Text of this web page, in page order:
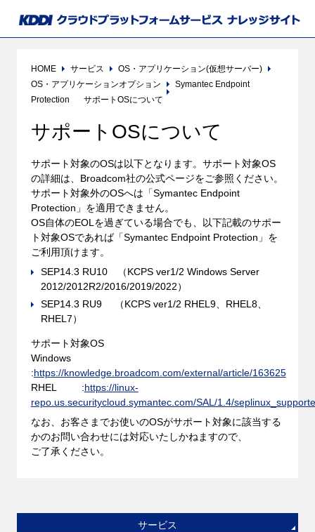
HOME サービス
OS・アプリケーション(仮想サーバー)
OS・アプリケーションオプション
Symantec Endpoint
Protection
サポートOSについて
サポートOSについて
サポート対象のOSは以下となります。サポート対象OS
の詳細は、Broadcom社の公式ページをご参照ください。
サポート対象外のOSへは「Symantec Endpoint
Protection」を適用できません。
OS自体のEOLを過ぎている場合でも、以下記載のサポー
ト対象OSであれば「Symantec Endpoint Protection」を
ご利用頂けます。
SEP14.3 RU10 （KCPS ver1/2 Windows Server
2012/2012R2/2016/2019/2022）
SEP14.3 RU9 （KCPS ver1/2 RHEL9、RHEL8、
RHEL7）
サポート対象OS
Windows
:https://knowledge.broadcom.com/external/article/163625
RHEL :https://linux-
repo.us.securitycloud.symantec.com/SAL/1.4/
なお、お客さまでお使いのOSがサポート対象に該当する
かのお問い合わせには対応いたしかねますので、
ご了承ください。
サービス